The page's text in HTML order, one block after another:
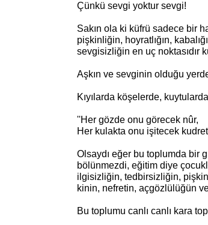
Çünkü sevgi yoktur sevgi!
Sakın ola ki küfrü sadece bir
pişkinliğin, hoyratlığın,
sevgisizliğin en uç noktasıdır
Aşkın ve sevginin olduğu
Kıyılarda köşelerde,
''Her gözde onu görecek nûr,
Her kulakta onu işitecek
Olsaydı eğer bu toplumda bir
bölünmezdi, eğitim diye
ilgisizliğin, tedbirsizliğin,
kinin, nefretin, açgözlülüğün
Bu toplumu canlı canlı kara